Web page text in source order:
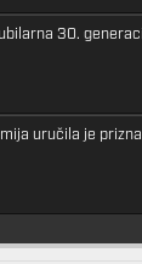
30.
uručila je